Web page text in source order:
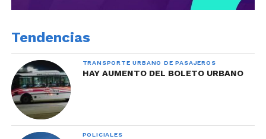
Tendencias
TRANSPORTE URBANO DE PASAJEROS
HAY AUMENTO DEL BOLETO URBANO
POLICIALES